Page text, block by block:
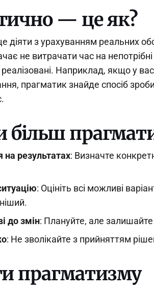
— це як?
діяти з урахуванням реальних
не витрачати час на непотрібні
реалізовані. Наприклад, якщо у
прагматик знайде спосіб
більш
на результатах: Визначте
: Оцініть всі можливі
до змін: Плануйте, але
: Не зволікайте з прийняттям
прагматизму